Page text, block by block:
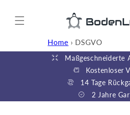
Inhalt
Home › DSGVO
Maßgeschneiderte
Kostenloser
14 Tage
2 Jahre